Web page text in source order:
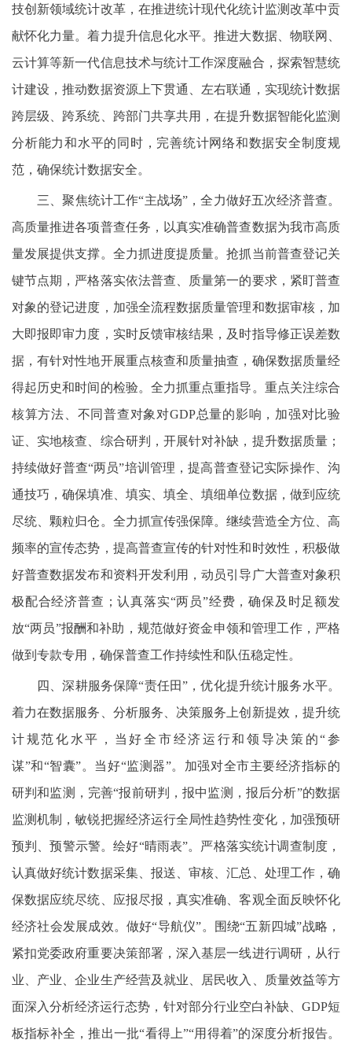
技创新领域统计改革，在推进统计现代化统计监测改革中贡
献怀化力量。着力提升信息化水平。推进大数据、物联网、
云计算等新一代信息技术与统计工作深度融合，探索智慧统
计建设，推动数据资源上下贯通、左右联通，实现统计数据
跨层级、跨系统、跨部门共享共用，在提升数据智能化监测
分析能力和水平的同时，完善统计网络和数据安全制度规
范，确保统计数据安全。
三、聚焦统计工作“主战场”，全力做好五次经济普查。
高质量推进各项普查任务，以真实准确普查数据为我市高质
量发展提供支撑。全力抓进度提质量。抢抓当前普查登记关
键节点期，严格落实依法普查、质量第一的要求，紧盯普查
对象的登记进度，加强全流程数据质量管理和数据审核，加
大即报即审力度，实时反馈审核结果，及时指导修正误差数
据，有针对性地开展重点核查和质量抽查，确保数据质量经
得起历史和时间的检验。全力抓重点重指导。重点关注综合
核算方法、不同普查对象对GDP总量的影响，加强对比验
证、实地核查、综合研判，开展针对补缺，提升数据质量；
持续做好普查“两员”培训管理，提高普查登记实际操作、沟
通技巧，确保填准、填实、填全、填细单位数据，做到应统
尽统、颗粒归仓。全力抓宣传强保障。继续营造全方位、高
频率的宣传态势，提高普查宣传的针对性和时效性，积极做
好普查数据发布和资料开发利用，动员引导广大普查对象积
极配合经济普查；认真落实“两员”经费，确保及时足额发
放“两员”报酬和补助，规范做好资金申领和管理工作，严格
做到专款专用，确保普查工作持续性和队伍稳定性。
四、深耕服务保障“责任田”，优化提升统计服务水平。
着力在数据服务、分析服务、决策服务上创新提效，提升统
计规范化水平，当好全市经济运行和领导决策的“参
谋”和“智囊”。当好“监测器”。加强对全市主要经济指标的
研判和监测，完善“报前研判，报中监测，报后分析”的数据
监测机制，敏锐把握经济运行全局性趋势性变化，加强预研
预判、预警示警。绘好“晴雨表”。严格落实统计调查制度，
认真做好统计数据采集、报送、审核、汇总、处理工作，确
保数据应统尽统、应报尽报，真实准确、客观全面反映怀化
经济社会发展成效。做好“导航仪”。围绕“五新四城”战略，
紧扣党委政府重要决策部署，深入基层一线进行调研，从行
业、产业、企业生产经营及就业、居民收入、质量效益等方
面深入分析经济运行态势，针对部分行业空白补缺、GDP短
板指标补全，推出一批“看得上”“用得着”的深度分析报告。